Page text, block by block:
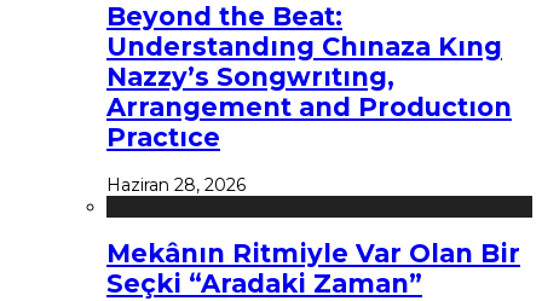
Beyond the Beat:
Understandıng Chınaza Kıng
Nazzy’s Songwrıtıng,
Arrangement and Productıon
Practıce
Haziran 28, 2026
Mekânın Ritmiyle Var Olan Bir
Seçki “Aradaki Zaman”